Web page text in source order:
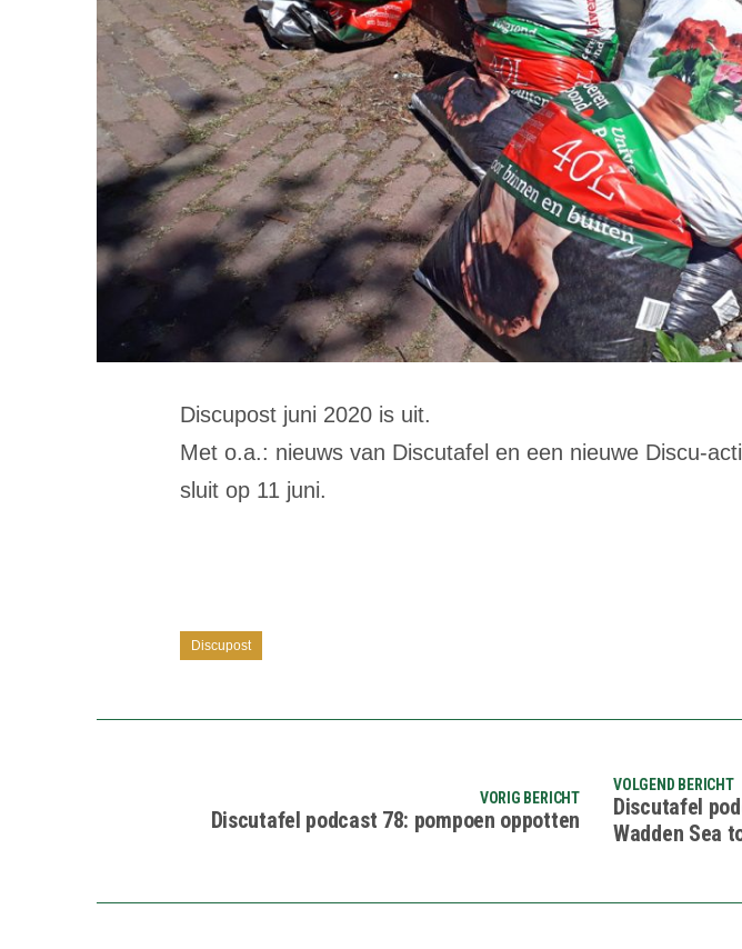
Discupost juni 2020 is uit.
Met o.a.: nieuws van Discutafel en een nieuwe Discu-
sluit op 11 juni.
Discupost
VORIG BERICHT
Discutafel podcast 78: pompoen oppotten
VOLGEND BERICHT
Discutafel
Wadden Sea